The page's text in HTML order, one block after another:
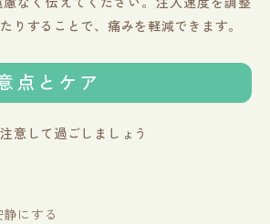
りすることで、痛みを軽減できます。
点とケア
意して過ごしましょう
にする